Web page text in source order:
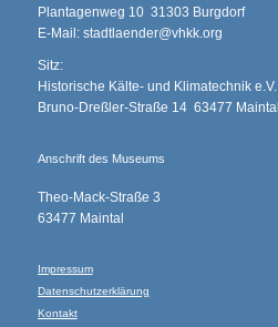
Plantagenweg 10 31303 Burgdorf
E-Mail: stadtlaender@vhkk.org
Sitz:
Historische Kälte- und Klimatechnik e.V.
Bruno-Dreßler-Straße 14 63477 Maintal
Anschrift des Museums
Theo-Mack-Straße 3
63477 Maintal
Impressum
Datenschutzerklärung
Kontakt